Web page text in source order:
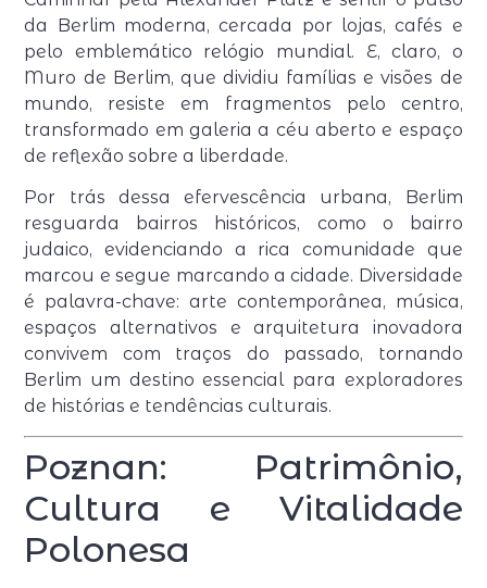
da Berlim moderna, cercada por lojas, cafés e
pelo emblemático relógio mundial. E, claro, o
Muro de Berlim, que dividiu famílias e visões de
mundo, resiste em fragmentos pelo centro,
transformado em galeria a céu aberto e espaço
de reflexão sobre a liberdade.
Por trás dessa efervescência urbana, Berlim
resguarda bairros históricos, como o bairro
judaico, evidenciando a rica comunidade que
marcou e segue marcando a cidade. Diversidade
é palavra-chave: arte contemporânea, música,
espaços alternativos e arquitetura inovadora
convivem com traços do passado, tornando
Berlim um destino essencial para exploradores
de histórias e tendências culturais.
Poznan: Patrimônio,
Cultura e Vitalidade
Polonesa